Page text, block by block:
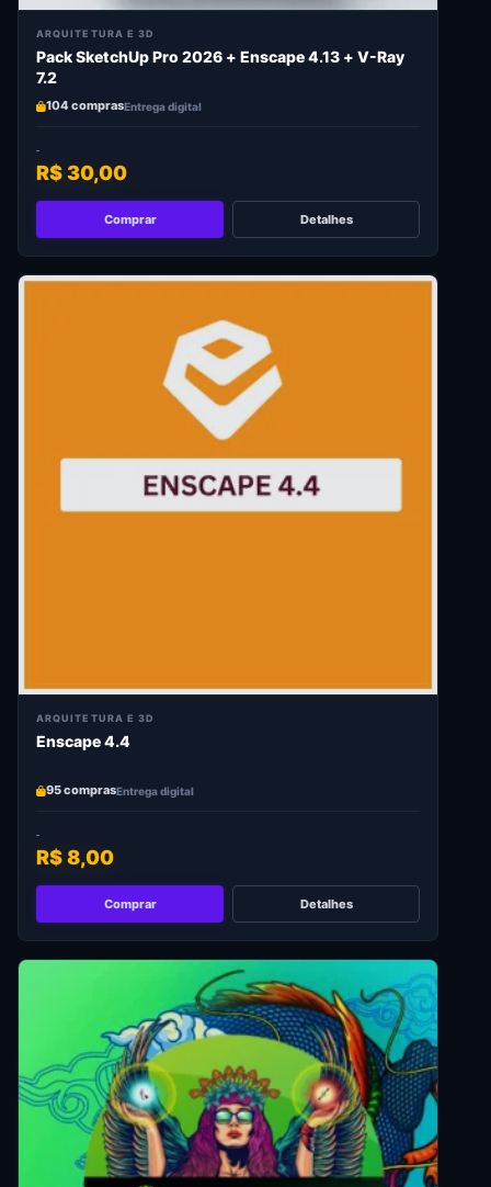
ARQUITETURA E 3D
Pack SketchUp Pro 2026 + Enscape 4.13 + V-Ray
7.2
104 comprasEntrega digital
R$ 30,00
Comprar Detalhes
ARQUITETURA E 3D
Enscape 4.4
95 comprasEntrega digital
R$ 8,00
Comprar Detalhes